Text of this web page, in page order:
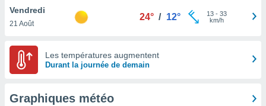
sur le
et que
Vendredi
21 Août
24° / 12° 13- 33
km/h
Les températures augmentent
Durant la journée de demain
Graphiques météo